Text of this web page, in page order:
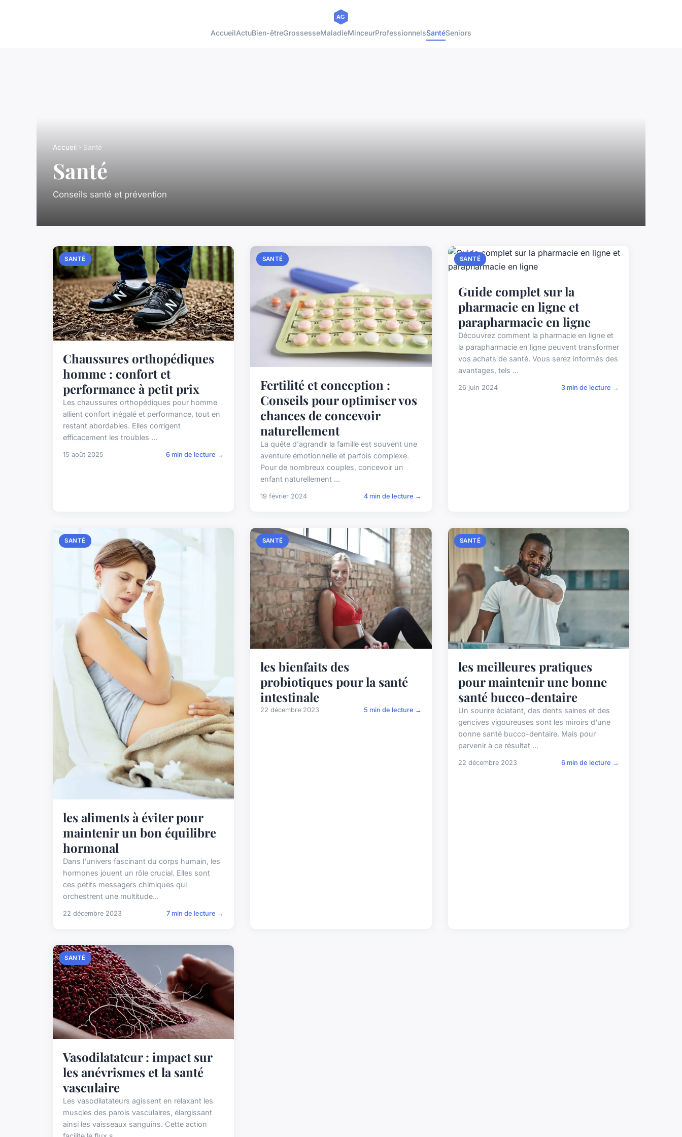
AccueilActuBien-êtreGrossesseMaladieMinceurProfessionnelsSantéSeniors
Accueil › Santé
Santé
Conseils santé et prévention
SANTÉ
Chaussures orthopédiques
homme : confort et
performance à petit prix
Les chaussures orthopédiques pour homme
allient confort inégalé et performance, tout en
restant abordables. Elles corrigent
efficacement les troubles ...
15 août 2025 6 min de lecture →
SANTÉ
Fertilité et conception :
Conseils pour optimiser vos
chances de concevoir
naturellement
La quête d'agrandir la famille est souvent une
aventure émotionnelle et parfois complexe.
Pour de nombreux couples, concevoir un
enfant naturellement ...
19 février 2024 4 min de lecture →
SANTÉ
Guide complet sur la
pharmacie en ligne et
parapharmacie en ligne
Découvrez comment la pharmacie en ligne et
la parapharmacie en ligne peuvent transformer
vos achats de santé. Vous serez informés des
avantages, tels ...
26 juin 2024 3 min de lecture →
SANTÉ
les aliments à éviter pour
maintenir un bon équilibre
hormonal
Dans l'univers fascinant du corps humain, les
hormones jouent un rôle crucial. Elles sont
ces petits messagers chimiques qui
orchestrent une multitude...
22 décembre 2023 7 min de lecture →
SANTÉ
les bienfaits des
probiotiques pour la santé
intestinale
22 décembre 2023 5 min de lecture →
SANTÉ
les meilleures pratiques
pour maintenir une bonne
santé bucco-dentaire
Un sourire éclatant, des dents saines et des
gencives vigoureuses sont les miroirs d'une
bonne santé bucco-dentaire. Mais pour
parvenir à ce résultat ...
22 décembre 2023 6 min de lecture →
SANTÉ
Vasodilatateur : impact sur
les anévrismes et la santé
vasculaire
Les vasodilatateurs agissent en relaxant les
muscles des parois vasculaires, élargissant
ainsi les vaisseaux sanguins. Cette action